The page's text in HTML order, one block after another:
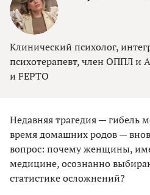
Клинический психолог,
психотерапевт, член ОППЛ и
и FEPTO
Недавняя трагедия — гибель
время домашних родов —
вопрос: почему женщины,
медицине, осознанно
статистике осложнений?